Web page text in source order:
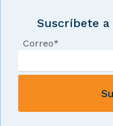
Suscríbete
Correo*